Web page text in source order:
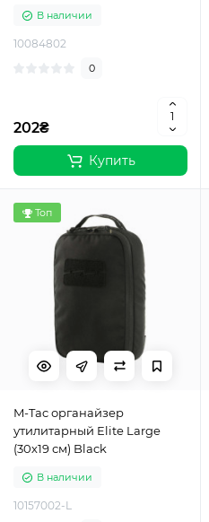
В наличии
10084802
0
202₴
Купить
Топ
M-Tac органайзер
утилитарный Elite Large
(30х19 см) Black
В наличии
10157002-L